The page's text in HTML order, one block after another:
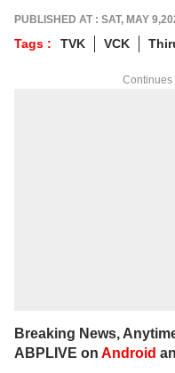
industry
media
PUBLISHED AT : SAT, MAY
Tags : TVK VCK
Continues
Breaking News,
ABPLIVE on Android